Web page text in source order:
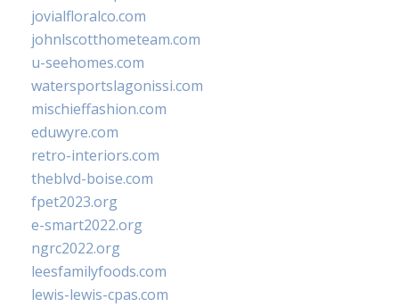
jovialfloralco.com
johnlscotthometeam.com
u-seehomes.com
watersportslagonissi.com
mischieffashion.com
eduwyre.com
retro-interiors.com
theblvd-boise.com
fpet2023.org
e-smart2022.org
ngrc2022.org
leesfamilyfoods.com
lewis-lewis-cpas.com